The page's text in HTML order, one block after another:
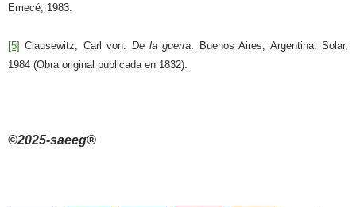
Emecé, 1983.
[5] Clausewitz, Carl von. De la guerra. Buenos Aires, Argentina: Solar,
1984 (Obra original publicada en 1832).
©2025-saeeg®